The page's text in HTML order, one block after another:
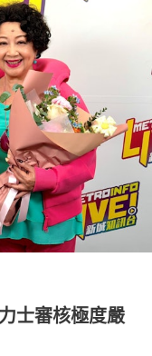
士審核極度嚴